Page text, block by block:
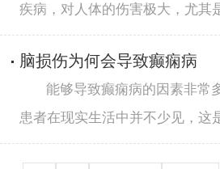
疾病，对人体的伤害极大，尤其
脑损伤为何会导致癫痫病
能够导致癫痫病的因素非常
患者在现实生活中并不少见，这